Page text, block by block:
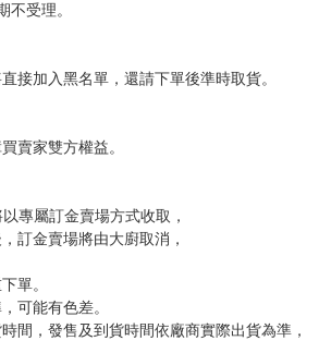
同完全同意】
，謝謝。
發貨。
不受理。
接加入黑名單，還請下單後準時取貨。